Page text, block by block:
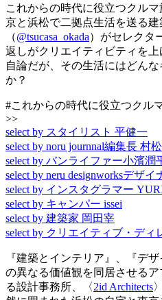
これからの時代に役立つクル
京と浜松で二拠点生活を送る
（@tsucasa_okada）がセレクタ
返しがクリエイティビティを
自論だが、その生活にはどん
か？
#これからの時代に役立つクル
>>
select by スタイリスト 平健一
select by noru journnal編集長 村
select by バンライファー小濱潤
select by neru designworksデザイ
select by インスタグラマー
select by キャンパー issei
select by 建築家 岡田宰
select by クリエイティブ・ディ
『建築とインテリア』、『デ
の異なる価値観を同居させる
る設計事務所、〈2id Architects